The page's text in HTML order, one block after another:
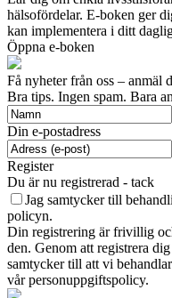
hälsofördelar. E-boken ger
kan implementera i ditt
Öppna e-boken
Få nyheter från oss – anmäl
Bra tips. Ingen spam. Bara
Din e-postadress
Register
Du är nu registrerad - tack
Jag samtycker till
policyn.
Din registrering är frivillig
den. Genom att registrera
samtycker till att vi
vår personuppgiftspolicy.